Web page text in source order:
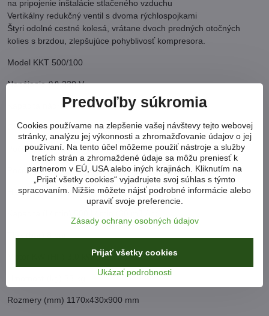
na pripojenie inštalácie stlačeného vzduchu
Vertikálny redukčný ventil s dvoma rýchlospojkami
Štyri odolné cestné kolesá, vrátane dvoch predných otočných
kolies s brzdou, zlepšujúce pohyblivosť kompresora.
Model KKT 500/100
Napájanie (V) 230 V
Kapacita nádrže 100L
Otáčky kompresora 1004 ot./min
Počet piestov 3
Počet kompresných pomerov 1
Hlučnosť (dB) 69 dB
Motor KW (HP) 3,0 kW (4,0 HP)
Rozmery (mm) 1170x430x900 mm
Predvoľby súkromia
Cookies používame na zlepšenie vašej návštevy tejto webovej
stránky, analýzu jej výkonnosti a zhromažďovanie údajov o jej
používaní. Na tento účel môžeme použiť nástroje a služby
tretích strán a zhromaždené údaje sa môžu preniesť k
partnerom v EÚ, USA alebo iných krajinách. Kliknutím na
„Prijať všetky cookies“ vyjadrujete svoj súhlas s týmto
spracovaním. Nižšie môžete nájsť podrobné informácie alebo
upraviť svoje preferencie.
Zásady ochrany osobných údajov
Ukázať podrobnosti
Prijať všetky cookies